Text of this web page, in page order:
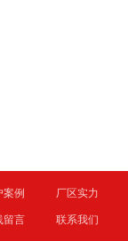
案例 厂区实力
留言 联系我们